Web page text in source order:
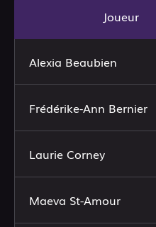
Joueur
Alexia Beaubien
Frédérike-Ann Bernier
Laurie Corney
Maeva St-Amour